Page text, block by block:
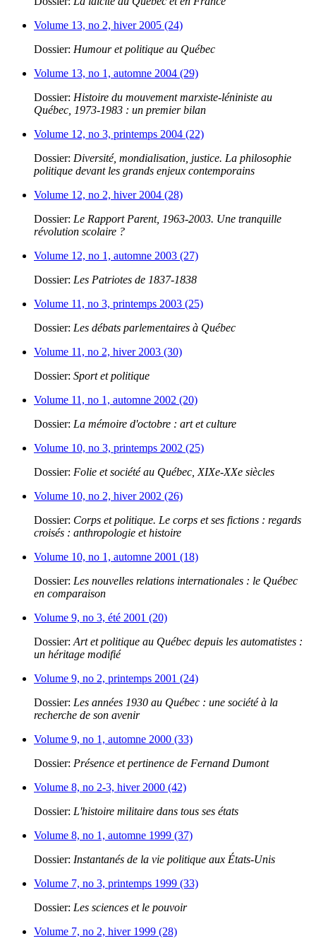
Volume 13, no 2, hiver 2005 (24)
Dossier: Humour et politique au Québec
Volume 13, no 1, automne 2004 (29)
Dossier: Histoire du mouvement marxiste-léniniste au
Québec, 1973-1983 : un premier bilan
Volume 12, no 3, printemps 2004 (22)
Dossier: Diversité, mondialisation, justice. La philosophie
politique devant les grands enjeux contemporains
Volume 12, no 2, hiver 2004 (28)
Dossier: Le Rapport Parent, 1963-2003. Une tranquille
révolution scolaire ?
Volume 12, no 1, automne 2003 (27)
Dossier: Les Patriotes de 1837-1838
Volume 11, no 3, printemps 2003 (25)
Dossier: Les débats parlementaires à Québec
Volume 11, no 2, hiver 2003 (30)
Dossier: Sport et politique
Volume 11, no 1, automne 2002 (20)
Dossier: La mémoire d'octobre : art et culture
Volume 10, no 3, printemps 2002 (25)
Dossier: Folie et société au Québec, XIXe-XXe siècles
Volume 10, no 2, hiver 2002 (26)
Dossier: Corps et politique. Le corps et ses fictions : regards
croisés : anthropologie et histoire
Volume 10, no 1, automne 2001 (18)
Dossier: Les nouvelles relations internationales : le Québec
en comparaison
Volume 9, no 3, été 2001 (20)
Dossier: Art et politique au Québec depuis les automatistes :
un héritage modifié
Volume 9, no 2, printemps 2001 (24)
Dossier: Les années 1930 au Québec : une société à la
recherche de son avenir
Volume 9, no 1, automne 2000 (33)
Dossier: Présence et pertinence de Fernand Dumont
Volume 8, no 2-3, hiver 2000 (42)
Dossier: L'histoire militaire dans tous ses états
Volume 8, no 1, automne 1999 (37)
Dossier: Instantanés de la vie politique aux États-Unis
Volume 7, no 3, printemps 1999 (33)
Dossier: Les sciences et le pouvoir
Volume 7, no 2, hiver 1999 (28)